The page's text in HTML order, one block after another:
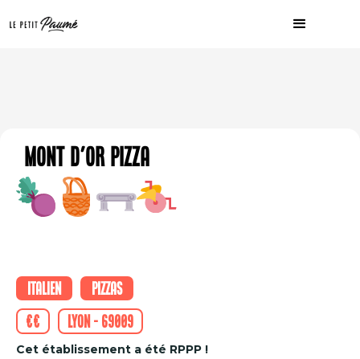
Mont d'Or Pizza
Italien
Pizzas
€€
Lyon - 69009
Cet établissement a été RPPP !